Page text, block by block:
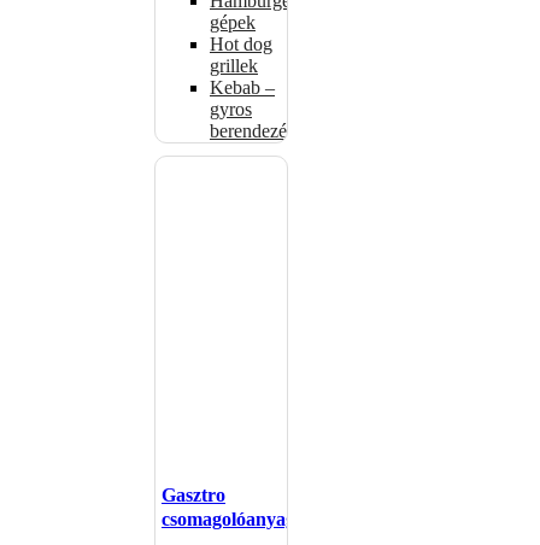
gépek
Hot dog
grillek
Kebab –
gyros
berendezés
Gasztro
csomagolóanyagok